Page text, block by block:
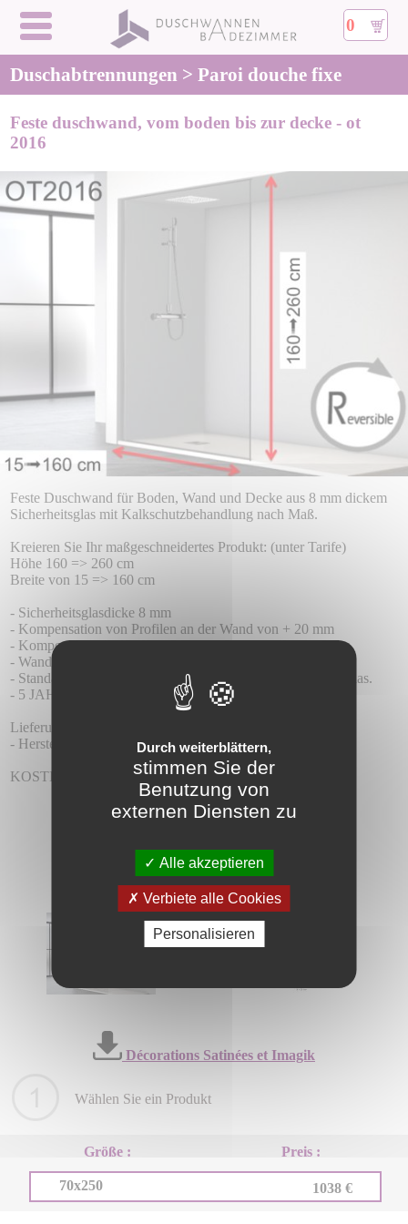
0
Duschabtrennungen > Paroi douche fixe
Feste duschwand, vom boden bis zur decke - ot
2016
Feste Duschwand für Boden, Wand und Decke aus 8 mm dickem
Sicherheitsglas mit Kalkschutzbehandlung nach Maß.
Kreieren Sie Ihr maßgeschneidertes Produkt: (unter Tarife)
Höhe 160 => 260 cm
Breite von 15 => 160 cm
- Sicherheitsglasdicke 8 mm
- Kompensation von Profilen an der Wand von + 20 mm
- Kompensation von Profilen auf der Höhe von 4 mm
- Wandprofil aus Aluminium, Farbe silber gebürstet
- Standardmäßig mit Teknoclean (Anti-Kalk) behandeltes Glas.
- 5 JAHRE GARANTIE.
Lieferung:
- Herstellungszeit 15 Tage + 5-7 Tage Lieferung.
KOSTENLOSE LIEFERUNG!
Décorations Satinées et Imagik
Wählen Sie ein Produkt
Größe : Preis :
70x250 1038 €
Durch weiterblättern,
stimmen Sie der
Benutzung von
externen Diensten zu
Alle akzeptieren
Verbiete alle Cookies
Personalisieren